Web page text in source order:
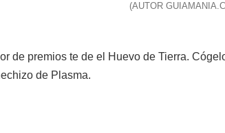
(AUTOR
de premios te de el Huevo de Tierra.
de Plasma.